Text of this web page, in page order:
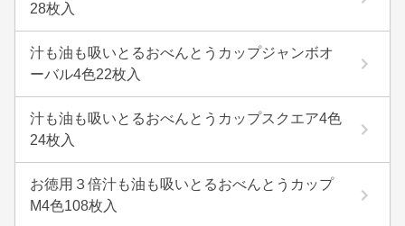
28枚入
汁も油も吸いとるおべんとうカップジャンボオ
ーバル4色22枚入
汁も油も吸いとるおべんとうカップスクエア4色
24枚入
お徳用３倍汁も油も吸いとるおべんとうカップ
M4色108枚入